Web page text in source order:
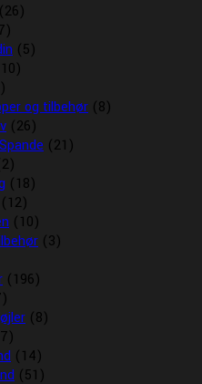
(26)
(5)
og tilbehør (8)
(26)
(21)
(18)
(12)
(10)
(3)
(196)
(8)
(14)
(51)